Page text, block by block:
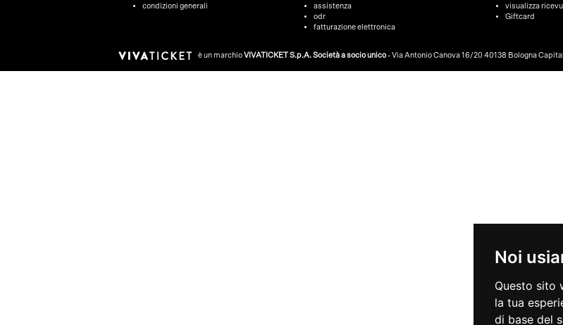
Noi
Questo sito
la tua
di base del
condizioni generali
assistenza
odr
fatturazione elettronica
visualizza
Giftcard
è un marchioVIVATICKET S.p.A. Società a socio unico- Via Antonio Canova 16/20 40138 Bologna